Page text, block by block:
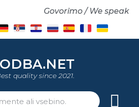
Govorimo / We speak
quality since 2021.